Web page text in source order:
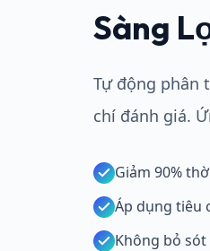
Sàng
Tự động phân
chí đánh giá.
Giảm 90%
Áp dụng tiêu
Không bỏ sót